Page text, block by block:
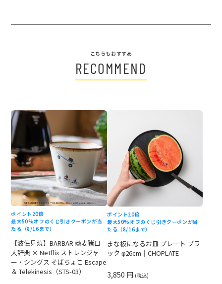
こちらもおすすめ
RECOMMEND
ポイント20倍
最大50%オフのくじ引きクーポンが当
たる（8/16まで）
【波佐見焼】BARBAR 蕎麦猪口
大辞典 × Netflix ストレンジャ
ー・シングス そばちょこ Escape
＆ Telekinesis（STS-03）
ポイント20倍
最大50%オフのくじ引きクーポンが当
たる（8/16まで）
まな板になるお皿 プレート ブラ
ック φ26cm｜CHOPLATE
3,850 円 (税込)